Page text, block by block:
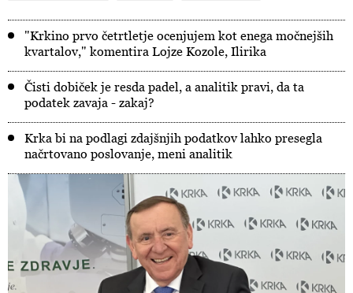
"Krkino prvo četrtletje ocenjujem kot enega močnejših
kvartalov," komentira Lojze Kozole, Ilirika
Čisti dobiček je resda padel, a analitik pravi, da ta
podatek zavaja - zakaj?
Krka bi na podlagi zdajšnjih podatkov lahko presegla
načrtovano poslovanje, meni analitik